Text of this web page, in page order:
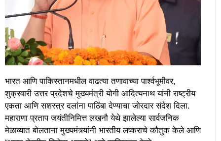
भारत आणि पाकिस्तानमधील वाढत्या तणावाच्या पार्श्वभूमीवर,
शुक्रवारी उत्तर प्रदेशचे मुख्यमंत्री योगी आदित्यनाथ यांनी राष्ट्रीय
एकता आणि सशस्त्र दलांना पाठिंबा देण्याचा जोरदार संदेश दिला.
महाराणा प्रताप जयंतीनिमित्त लखनौ येथे झालेल्या सार्वजनिक
मेळाव्यात बोलताना मुख्यमंत्र्यांनी भारतीय लष्कराचे कौतुक केले आणि